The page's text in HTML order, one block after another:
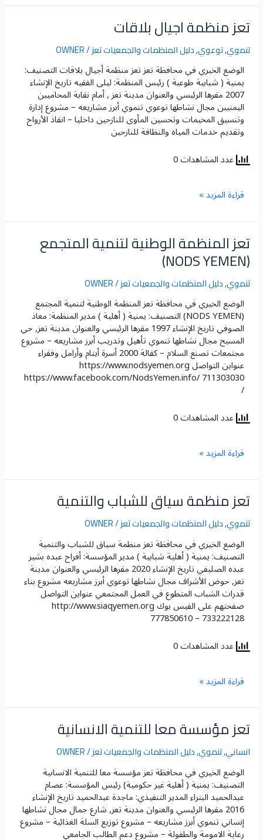
تعز منظمة اجيال بلاقات
تنموي,توعوي,دليل المنظمات والجمعيات تعز/
OWNER
الوضع الخيري في محافظة تعز​ تعز منظمة أجيال بلاقات التصنيف:
يمنية ( شبابية طوعية ) رئيس المنظمة: ليلى الفقيه تاريخ الإنشاء
2007 مقرها الرئيسي والعنوان مدينة تعز , أمام نقابة المحاميين
اليمنيين مجال نشاطها توعوي تنموي أبرز مشاريعه – مشروع إدارة
وتنسيق المخيمات وتحسين المأوى للنازحين داخليا – انقاذ الأرواح
وتقديم خدمات المياه والنظافة للنازحين
عدد المشاهدات 0
تعز
منظمة
اجيال
بلاقات
قراءة المزيد »
تعز المنظمة الوطنية لتنمية المتجمع
(NODS YEMEN)
تنموي,دليل المنظمات والجمعيات تعز/
OWNER
الوضع الخيري في محافظة تعز​ المنظمة الوطنية لتنمية المجتمع
(NODS YEMEN) التصنيف: يمنية ( أهلية ) مدير المنظمة: معاذ
الصوفي تاريخ الإنشاء 1997 مقرها الرئيسي والعنوان مدينة تعز, حي
المسيح مجال نشاطها تنموي تأهيل وتدريب أبرز مشاريعه – مشروع
مجتمعات تصنع السلام – كفالة 2000 أسرة أيتام وأرامل وفقراء
عنواين التواصل https://www.nodsyemen.org
https://www.facebook.com/NodsYemen.info/ 711303030
/
عدد المشاهدات 0
تعز
المنظمة
الوطنية
لتنمية
المتجمع
(NODS
YEMEN)
قراءة المزيد »
تعز منظمة سياق للشباب والتنمية
تنموي,دليل المنظمات والجمعيات تعز/
OWNER
الوضع الخيري في محافظة تعز​ منظمة سياق للشباب والتنمية
التصنيف: يمنية ( أهلية شبابية ) مدير المؤسسة: أفراح عبده بشير
عبده الصليفي تاريخ الإنشاء 2020 مقرها الرئيسي والعنوان مدينة
تعز, حوض الأشراف مجال نشاطها توعوي أبرز مشاريعه مشروع بناء
قدرات الشباب المتطوع في العمل المجتمعي عنواين التواصل
صفحتهم على الفيس بوك http://www.siaqyemen.org
777850610 – 733222128
عدد المشاهدات 0
تعز
منظمة
سياق
للشباب
والتنمية
قراءة المزيد »
تعز مؤسسة معا للتنمية الانسانية
انساني,تنموي,دليل المنظمات والجمعيات تعز/
OWNER
الوضع الخيري في محافظة تعز​ مؤسسة معا للتنمية الانسانية
التصنيف: يمنية ( أهلية غير حكومية) رئيس المؤسسة: عصام
عبدالحميد البتراء المدير التنفيذي: ماجدة عبدالحميد تاريخ الإنشاء
2016 مقرها الرئيسي والعنوان مدينة تعز, شارع جمال مجال نشاطها
إنساني تنموي أبرز مشاريعه – مشروع توزيع السلة الغذائية – مشروع
رعاية الامومة والطفولة – مشروع دعم الطالب الجامعي
تعز
مؤسسة
معا
للتنمية
الانسانية